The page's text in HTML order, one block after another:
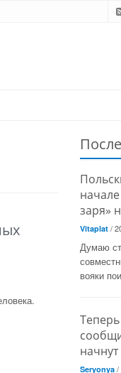
заря»
Vitaplat /
Думаю
вояки
Seryonya /